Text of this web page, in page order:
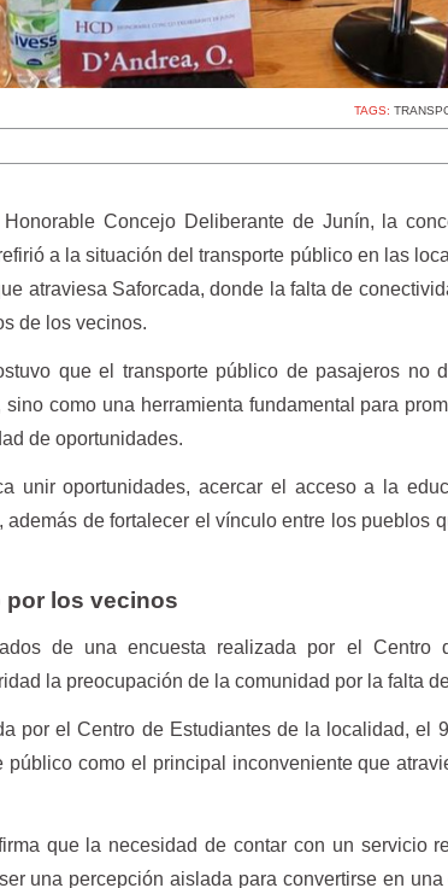
TAGS:
Concejo Deliberante de Junín, la
a la situación del transporte público en las
atraviesa Saforcada, donde la falta de
de los vecinos.
que el transporte público de pasajeros no
como una herramienta fundamental para
de oportunidades.
unir oportunidades, acercar el acceso a la
de fortalecer el vínculo entre los pueblos
por los vecinos
de una encuesta realizada por el Centro
la preocupación de la comunidad por la falta
por el Centro de Estudiantes de la localidad, el
como el principal inconveniente que
que la necesidad de contar con un servicio
una percepción aislada para convertirse en una